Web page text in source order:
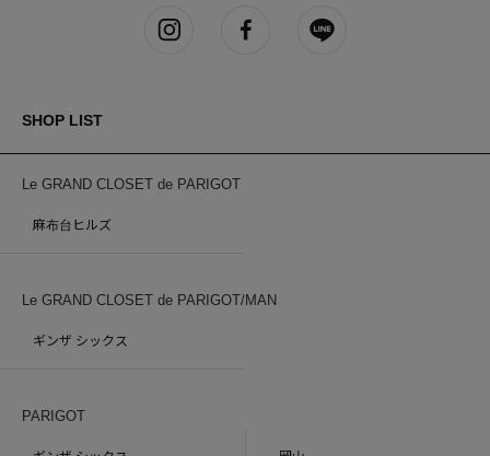
SHOP LIST
Le GRAND CLOSET de PARIGOT
麻布台ヒルズ
Le GRAND CLOSET de PARIGOT/MAN
ギンザ シックス
PARIGOT